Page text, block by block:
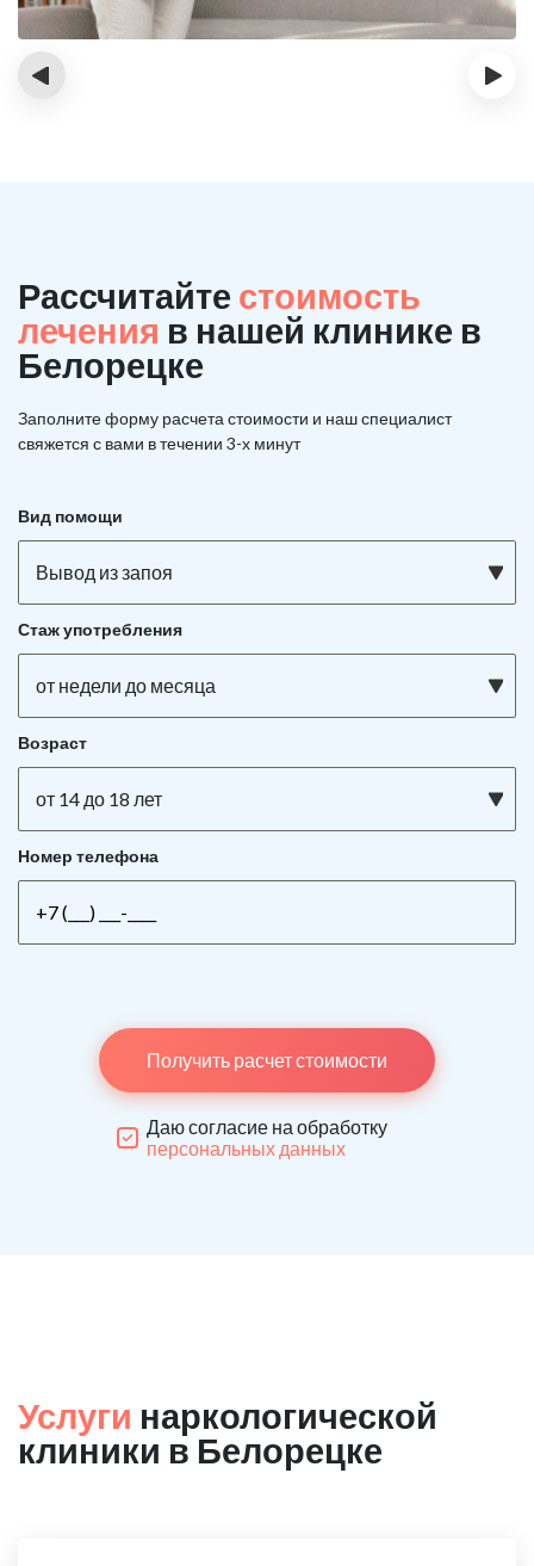
‹ ›
Рассчитайте стоимость
лечения в нашей клинике в
Белорецке
Заполните форму расчета стоимости и нашспециалист
свяжется с вами в течении 3-х минут
Вид помощи
Вывод из запоя
Стаж употребления
от недели до месяца
Возраст
от 14 до 18 лет
Номер телефона
Получить расчет стоимости
Даю согласие на обработку
персональных данных
Услуги наркологической
клиники в Белорецке